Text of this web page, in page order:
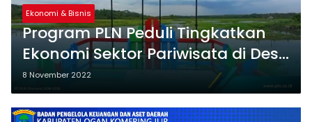
Ekonomi & Bisnis
Program PLN Peduli Tingkatkan
Ekonomi Sektor Pariwisata di Desa
Karta Mulia
8 November 2022